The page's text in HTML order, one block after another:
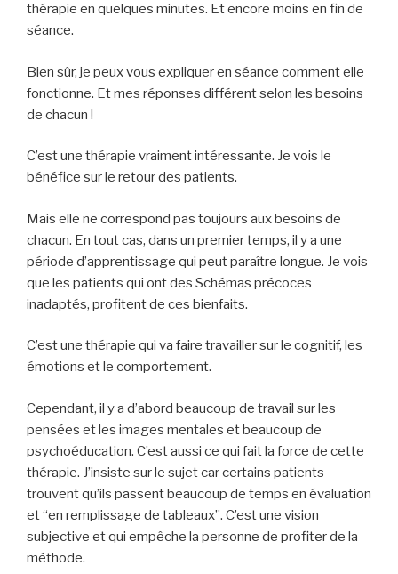
thérapie en quelques minutes. Et encore moins en fin de
séance.
Bien sûr, je peux vous expliquer en séance comment elle
fonctionne. Et mes réponses différent selon les besoins
de chacun !
C’est une thérapie vraiment intéressante. Je vois le
bénéfice sur le retour des patients.
Mais elle ne correspond pas toujours aux besoins de
chacun. En tout cas, dans un premier temps, il y a une
période d’apprentissage qui peut paraître longue. Je vois
que les patients qui ont des Schémas précoces
inadaptés, profitent de ces bienfaits.
C’est une thérapie qui va faire travailler sur le cognitif, les
émotions et le comportement.
Cependant, il y a d’abord beaucoup de travail sur les
pensées et les images mentales et beaucoup de
psychoéducation. C’est aussi ce qui fait la force de cette
thérapie. J’insiste sur le sujet car certains patients
trouvent qu’ils passent beaucoup de temps en évaluation
et “en remplissage de tableaux”. C’est une vision
subjective et qui empêche la personne de profiter de la
méthode.